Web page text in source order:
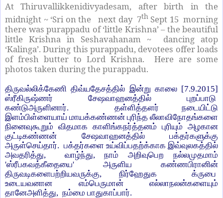
At Thiruvallikkenidivyadesam, after birth in the
midnight ~ ‘Sri on the next day 7thSept 15 morning
there was purappadu of ‘little Krishna’ – the beautiful
little Krishna in Seshavahanam ~ dancing atop
‘Kalinga’. During this purappadu, devotees offer loads
of fresh butter to Lord Krishna. Here are some
photos taken during the purappadu.
திருவல்லிக்கேணி திவ்யதேசத்தில் இன்று காலை [7.9.2015]
ஸ்ரீகிருஷ்ணர் சேஷவாஹனத்தில் புறப்பாடு
கண்டுஅருளினார். தள்ளித்தளர் நடையிட்டு
இளம்பிள்ளையாய் மாயக்கண்ணன் புரிந்த லீலாவிநோதங்களை
நினைவுகூறும் விதமாக காளிங்கநர்த்தனம் புரியும் அழகான
குட்டிகண்ணன் சேஷவாஹனத்தில் பக்தர்களுக்கு
அருள்செய்தார். பக்தர்களை உய்விப்பதற்க்காக இவ்வுலகத்தில்
அவதரித்து, வாழ்ந்து, நாம் அறிவுபெற நல்லமுதமாம்
'ஸ்ரீபகவத்கீதையை' அருளிய கண்ணபிரானின்
திருவடிகளைபற்றியவருக்கு, நிர்ஹேதுக க்ருபை
உடையவனான எம்பெருமான் எல்லாநலன்களையும்
தானேஅளித்து, நம்மை பாதுகாப்பார்.